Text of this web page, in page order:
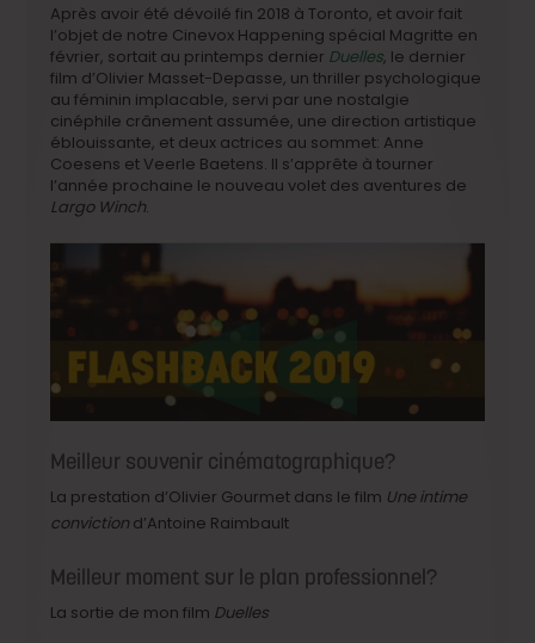
Après avoir été dévoilé fin 2018 à Toronto, et avoir fait
l’objet de notre Cinevox Happening spécial Magritte en
février, sortait au printemps dernier Duelles, le dernier
film d’Olivier Masset-Depasse, un thriller psychologique
au féminin implacable, servi par une nostalgie
cinéphile crânement assumée, une direction artistique
éblouissante, et deux actrices au sommet: Anne
Coesens et Veerle Baetens. Il s’apprête à tourner
l’année prochaine le nouveau volet des aventures de
Largo Winch.
Meilleur souvenir cinématographique?
La prestation d’Olivier Gourmet dans le film Une intime
conviction d’Antoine Raimbault
Meilleur moment sur le plan professionnel?
La sortie de mon film Duelles